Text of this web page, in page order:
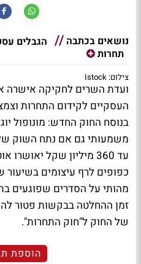
נושאים בכתבה הגבלים
תחרות
צילום: Istock
ועדת השרים לחקיקה אישרה
העסקיים לקידום התחרות
בנוסח החוק החדש: מונופול
עד 360 מיליון שקל
מהותי על הסדרים שפוגעים
זמן ההחלטה בבקשות פטור
של החוק ל"חוק התחרות".
הוספת